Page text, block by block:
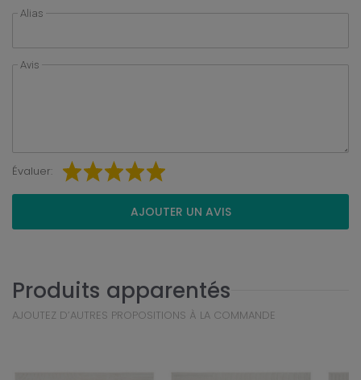
Alias
Avis
Évaluer:
AJOUTER UN AVIS
Produits apparentés
AJOUTEZ D’AUTRES PROPOSITIONS À LA COMMANDE